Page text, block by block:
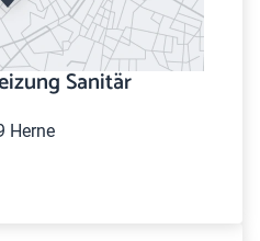
Sanitär
Herne